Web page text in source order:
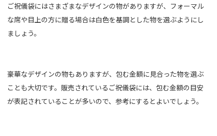
ご祝儀袋にはさまざまなデザインの物がありますが、フォーマル
な席や目上の方に贈る場合は白色を基調とした物を選ぶようにし
ましょう。
豪華なデザインの物もありますが、包む金額に見合った物を選ぶ
ことも大切です。販売されているご祝儀袋には、包む金額の目安
が表記されていることが多いので、参考にするとよいでしょう。